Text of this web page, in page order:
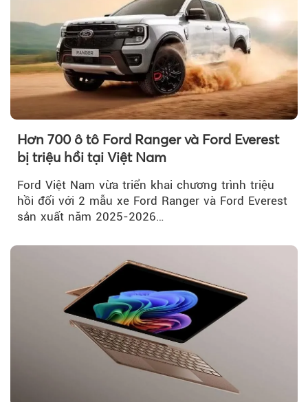
Hơn 700 ô tô Ford Ranger và Ford Everest
bị triệu hồi tại Việt Nam
Ford Việt Nam vừa triển khai chương trình triệu
hồi đối với 2 mẫu xe Ford Ranger và Ford Everest
sản xuất năm 2025-2026…